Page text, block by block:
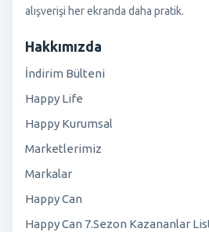
alışverişi her ekranda daha pratik.
Hakkımızda
İndirim Bülteni
Happy Life
Happy Kurumsal
Marketlerimiz
Markalar
Happy Can
Happy Can 7.Sezon Kazananlar